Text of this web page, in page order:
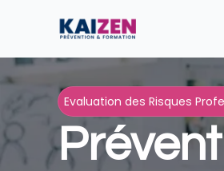
Evaluation des Risques